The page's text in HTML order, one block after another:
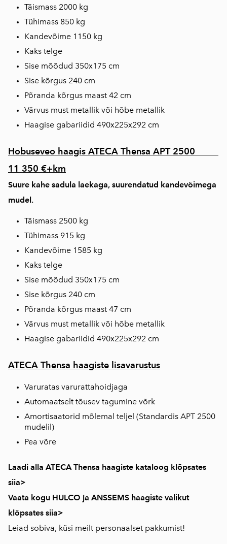
Täismass 2000 kg
Tühimass 850 kg
Kandevõime 1150 kg
Kaks telge
Sise mõõdud 350x175 cm
Sise kõrgus 240 cm
Põranda kõrgus maast 42 cm
Värvus must metallik või hõbe metallik
Haagise gabariidid 490x225x292 cm
Hobuseveo haagis ATECA Thensa APT 2500
11 350 €+km
Suure kahe sadula laekaga, suurendatud kandevõimega
mudel.
Täismass 2500 kg
Tühimass 915 kg
Kandevõime 1585 kg
Kaks telge
Sise mõõdud 350x175 cm
Sise kõrgus 240 cm
Põranda kõrgus maast 47 cm
Värvus must metallik või hõbe metallik
Haagise gabariidid 490x225x292 cm
ATECA Thensa haagiste lisavarustus
Varuratas varurattahoidjaga
Automaatselt tõusev tagumine võrk
Amortisaatorid mõlemal teljel (Standardis APT 2500
mudelil)
Pea võre
Laadi alla ATECA Thensa haagiste kataloog klõpsates
siia>
Vaata kogu HULCO ja ANSSEMS haagiste valikut
klõpsates siia>
Leiad sobiva, küsi meilt personaalset pakkumist!